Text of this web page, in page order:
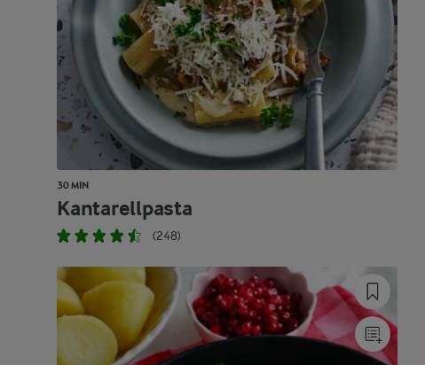
30 MIN
Kantarellpasta
(248)